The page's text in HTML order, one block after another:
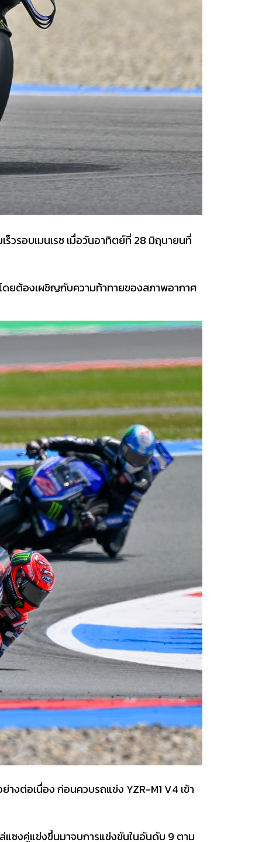
วรอบเมนเรซ เมื่อวันอาทิตย์ที่ 28 มิถุนายนที่
ดยต้องเผชิญกับความท้าทายของสภาพอากาศ
งต่อเนื่อง ก่อนควบรถแข่ง YZR-M1 V4 เข้า
แซงคู่แข่งขึ้นมาจบการแข่งขันในอันดับ 9 ตาม